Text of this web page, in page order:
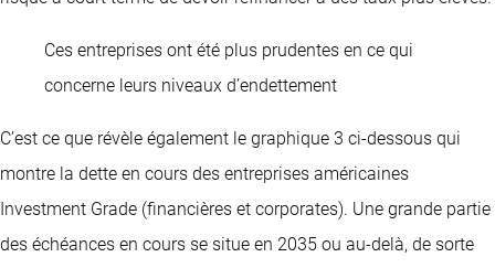
Ces entreprises ont été plus prudentes en ce qui
concerne leurs niveaux d’endettement
C’est ce que révèle également le graphique 3 ci-dessous qui
montre la dette en cours des entreprises américaines
Investment Grade (financières et corporates). Une grande partie
des échéances en cours se situe en 2035 ou au-delà, de sorte